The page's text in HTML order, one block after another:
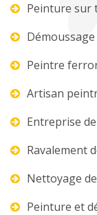
Peinture sur
Peintre
Artisan
Entreprise
Ravalement
Nettoyage
Peinture et